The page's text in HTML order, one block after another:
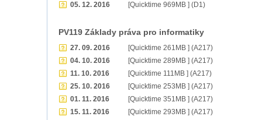
05. 12. 2016
[Quicktime 969MB ] (D1)
PV119 Základy práva pro informatiky
27. 09. 2016
[Quicktime 261MB ] (A217)
04. 10. 2016
[Quicktime 289MB ] (A217)
11. 10. 2016
[Quicktime 111MB ] (A217)
25. 10. 2016
[Quicktime 253MB ] (A217)
01. 11. 2016
[Quicktime 351MB ] (A217)
15. 11. 2016
[Quicktime 293MB ] (A217)